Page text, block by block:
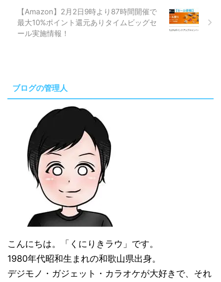
【Amazon】2月2日9時より87時間開催で
最大10%ポイント還元ありタイムビッグセ
ール実施情報！
ブログの管理人
こんにちは。「くにりきラウ」です。
1980年代昭和生まれの和歌山県出身。
デジモノ・ガジェット・カラオケが大好きで、それ